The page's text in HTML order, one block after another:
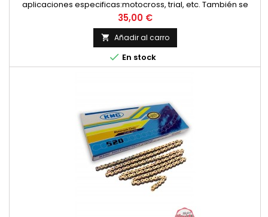
aplicaciones especificas:motocross, trial, etc. También se
recomienda para todo tipo de aplicaciones, hasta 250 c..c.
Paso de cadena 520 (5/8 x 1/4 pulgadas) (15,875 x 6,48 mm)
Precio
35,00 €
 Añadir al carro
 En stock